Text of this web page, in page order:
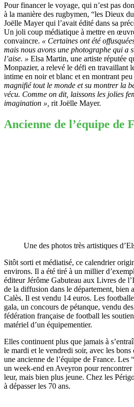
Pour financer le voyage, qui n’est pas
à la manière des rugbymen, “les Dieux
Joëlle Mayer qui l’avait édité dans sa
Un joli coup médiatique à mettre en
convaincre. « Certaines ont été
mais nous avons une photographe qui a
l’aise. » Elsa Martin, une artiste réputée
Monpazier, a relevé le défi en travaillant
intime en noir et blanc et en montrant
magnifié tout le monde et su montrer la
vécu. Comme on dit, laissons les jolies
imagination », rit Joëlle Mayer.
Ancienne de l’équipe de
Une des photos très artistiques
Sitôt sorti et médiatisé, ce calendrier
environs. Il a été tiré à un millier
éditeur Jérôme Gabuteau aux Livres de
de la diffusion dans le département, bien
Calès. Il est vendu 14 euros. Les
gala, un concours de pétanque, vendu
fédération française de football les
matériel d’un équipementier.
Elles continuent plus que jamais à
le mardi et le vendredi soir, avec les
une ancienne de l’équipe de France. Les
un week-end en Aveyron pour
leur, mais bien plus jeune. Chez les
à dépasser les 70 ans.